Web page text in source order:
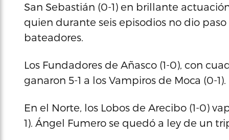
San Sebastián (0-1) en brillante
quien durante seis episodios no dio
bateadores.
Los Fundadores de Añasco (1-0), con
ganaron 5-1 a los Vampiros de Moca (0-1).
En el Norte, los Lobos de Arecibo (1-0)
1). Ángel Fumero se quedó a ley de un